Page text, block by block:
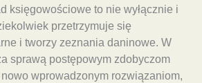
księgowościowe to nie wyłącznie i
przetrzymuje się
i tworzy zeznania daninowe. W
sprawą postępowym zdobyczom
wprowadzonym rozwiązaniom,